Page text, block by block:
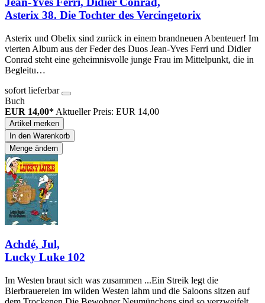
Asterix 38. Die Tochter des Vercingetorix
Asterix und Obelix sind zurück in einem brandneuen Abenteuer! Im
vierten Album aus der Feder des Duos Jean-Yves Ferri und Didier
Conrad steht eine geheimnisvolle junge Frau im Mittelpunkt, die in
Begleitu…
sofort lieferbar
Buch
EUR 14,00* Aktueller Preis: EUR 14,00
Artikel merken
In den Warenkorb
Menge ändern
Achdé, Jul,
Lucky Luke 102
Im Westen braut sich was zusammen ...Ein Streik legt die
Bierbrauereien im wilden Westen lahm und die Saloons sitzen auf